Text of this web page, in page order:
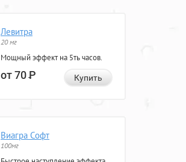
Левитра
20 мг
Мощный эффект на 5ть часов.
от 70Р Купить
Виагра Софт
100мг